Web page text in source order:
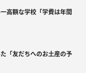
高額な学校「学費は年間
「友だちへのお土産の予